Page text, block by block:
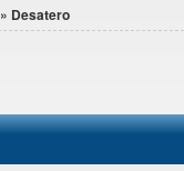
» Desatero